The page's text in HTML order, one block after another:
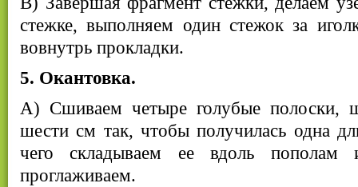
стежке, выполняем один стежок за
вовнутрь прокладки.
5. Окантовка.
А) Сшиваем четыре голубые полоски,
шести см так, чтобы получилась одна
чего складываем ее вдоль пополам
проглаживаем.